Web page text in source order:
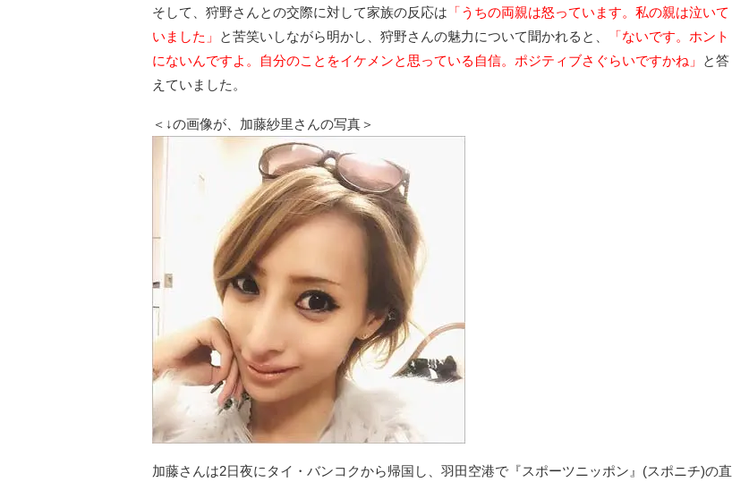
そして、狩野さんとの交際に対して家族の反応は 「うちの両親は怒っています。私の親は泣いて
いました」
と苦笑いしながら明かし、狩野さんの魅力について聞かれると、
「ないです。ホント
にないんですよ。自分のことをイケメンと思っている自信。ポジティブさぐらいですかね」
と答
えていました。
＜↓の画像が、加藤紗里さんの写真＞
加藤さんは2日夜にタイ・バンコクから帰国し、羽田空港で『スポーツニッポン』(スポニチ)の直